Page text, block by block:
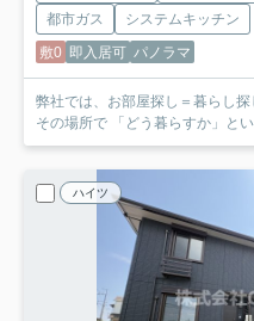
都市ガス
システムキッチン
敷0 即入居可 パノラマ
弊社では、お部屋探し＝暮らし
その場所で 「どう暮らすか」と
ハイツ